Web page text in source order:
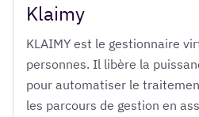
Klaimy
KLAIMY est le gestionnaire
personnes. Il libère la
pour automatiser le
les parcours de gestion en